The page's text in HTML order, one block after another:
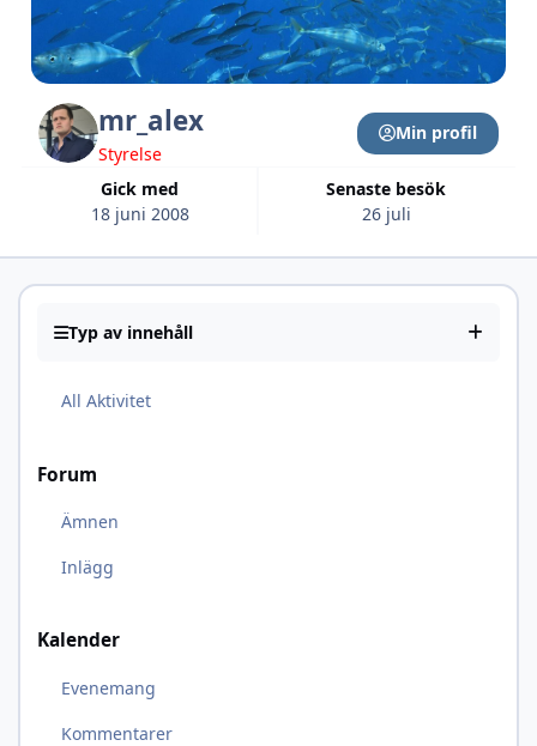
mr_alex
Styrelse
Gick med
18 juni 2008
Senaste besök
26 juli
Min profil
Typ av innehåll
All Aktivitet
Forum
Ämnen
Inlägg
Kalender
Evenemang
Kommentarer